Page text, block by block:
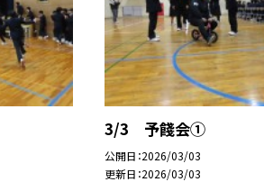
3/3 予餞会①
公開日 2026/03/03
更新日 2026/03/03